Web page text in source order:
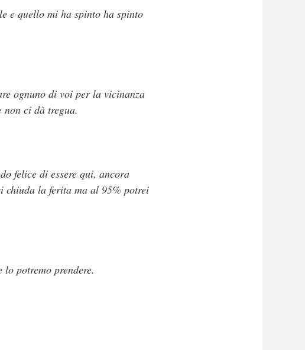
e quello mi ha spinto ha spinto
ognuno di voi per la vicinanza
non ci dà tregua.
felice di essere qui, ancora
chiuda la ferita ma al 95% potrei
potremo prendere.